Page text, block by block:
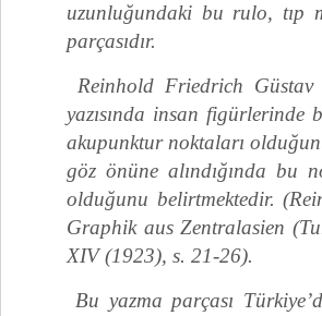
uzunluğundaki bu rulo, tıp
parçasıdır.
Reinhold Friedrich
yazısında insan figürlerinde
akupunktur noktaları
göz önüne alındığında bu
olduğunu belirtmektedir.
Graphik aus Zentralasien
XIV (1923), s. 21-26).
Bu yazma parçası